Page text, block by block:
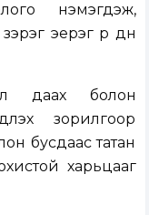
нэмэгдэж,
эерэг үр дүн
даах болон
зорилгоор
бусдаас татан
харьцааг